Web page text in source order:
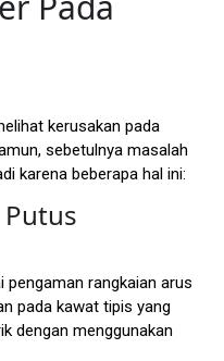
kerusakan pada
sebetulnya masalah
karena beberapa hal ini:
rangkaian arus
pada kawat tipis yang
dengan menggunakan